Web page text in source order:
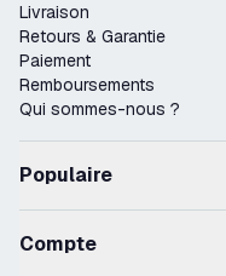
Livraison
Retours & Garantie
Paiement
Remboursements
Qui sommes-nous ?
Populaire
Compte